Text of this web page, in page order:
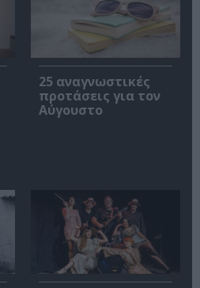
25 αναγνωστικές
προτάσεις για τον
Αύγουστο